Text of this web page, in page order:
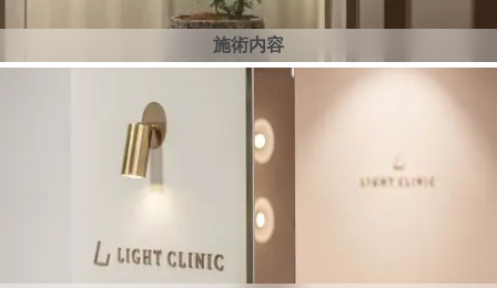
施術内容